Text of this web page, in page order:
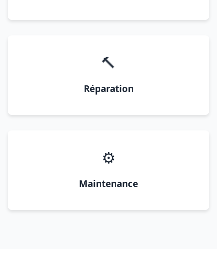
🔨
Réparation
⚙️
Maintenance